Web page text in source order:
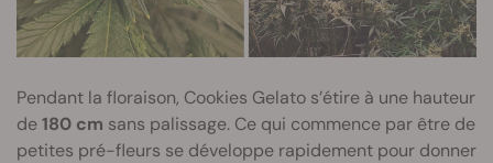
Pendant la floraison, Cookies Gelato s’étire à une hauteur
de180 cm sans palissage. Ce qui commence par être de
petites pré-fleurs se développe rapidement pour donner